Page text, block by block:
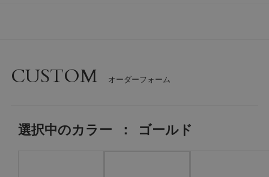
CUSTOM
選択中のカラー ： ゴールド